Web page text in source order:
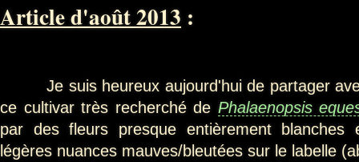
Article d'août 2013 :
Je suis heureux aujourd'hui de partager
ce cultivar très recherché de Phalaenopsis
par des fleurs presque entièrement
légères nuances mauves/bleutées sur le labelle